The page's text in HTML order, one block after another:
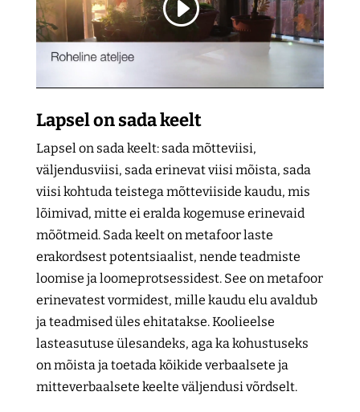
Lapsel on sada keelt
Lapsel on sada keelt: sada mõtteviisi,
väljendusviisi, sada erinevat viisi mõista, sada
viisi kohtuda teistega mõtteviiside kaudu, mis
lõimivad, mitte ei eralda kogemuse erinevaid
mõõtmeid. Sada keelt on metafoor laste
erakordsest potentsiaalist, nende teadmiste
loomise ja loomeprotsessidest. See on metafoor
erinevatest vormidest, mille kaudu elu avaldub
ja teadmised üles ehitatakse. Koolieelse
lasteasutuse ülesandeks, aga ka kohustuseks
on mõista ja toetada kõikide verbaalsete ja
mitteverbaalsete keelte väljendusi võrdselt.